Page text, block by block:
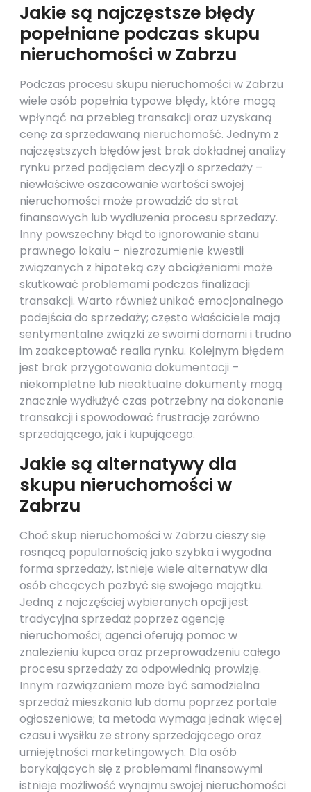
Jakie są najczęstsze błędy
popełniane podczas skupu
nieruchomości w Zabrzu
Podczas procesu skupu nieruchomości w Zabrzu
wiele osób popełnia typowe błędy, które mogą
wpłynąć na przebieg transakcji oraz uzyskaną
cenę za sprzedawaną nieruchomość. Jednym z
najczęstszych błędów jest brak dokładnej analizy
rynku przed podjęciem decyzji o sprzedaży –
niewłaściwe oszacowanie wartości swojej
nieruchomości może prowadzić do strat
finansowych lub wydłużenia procesu sprzedaży.
Inny powszechny błąd to ignorowanie stanu
prawnego lokalu – niezrozumienie kwestii
związanych z hipoteką czy obciążeniami może
skutkować problemami podczas finalizacji
transakcji. Warto również unikać emocjonalnego
podejścia do sprzedaży; często właściciele mają
sentymentalne związki ze swoimi domami i trudno
im zaakceptować realia rynku. Kolejnym błędem
jest brak przygotowania dokumentacji –
niekompletne lub nieaktualne dokumenty mogą
znacznie wydłużyć czas potrzebny na dokonanie
transakcji i spowodować frustrację zarówno
sprzedającego, jak i kupującego.
Jakie są alternatywy dla
skupu nieruchomości w
Zabrzu
Choć skup nieruchomości w Zabrzu cieszy się
rosnącą popularnością jako szybka i wygodna
forma sprzedaży, istnieje wiele alternatyw dla
osób chcących pozbyć się swojego majątku.
Jedną z najczęściej wybieranych opcji jest
tradycyjna sprzedaż poprzez agencję
nieruchomości; agenci oferują pomoc w
znalezieniu kupca oraz przeprowadzeniu całego
procesu sprzedaży za odpowiednią prowizję.
Innym rozwiązaniem może być samodzielna
sprzedaż mieszkania lub domu poprzez portale
ogłoszeniowe; ta metoda wymaga jednak więcej
czasu i wysiłku ze strony sprzedającego oraz
umiejętności marketingowych. Dla osób
borykających się z problemami finansowymi
istnieje możliwość wynajmu swojej nieruchomości